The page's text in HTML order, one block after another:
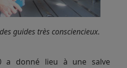
guides très consciencieux.
a donné lieu à une salve